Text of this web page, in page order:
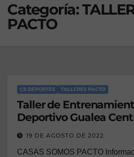
Categoría:
PACTO
CS DEPORTES TALLERES PACTO
Taller de
Deportivo Gualea
19 DE AGOSTO DE 2022
CASAS SOMOS PACTO